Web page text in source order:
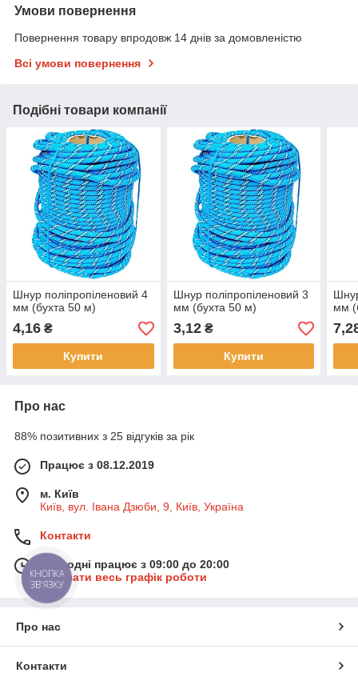
Умови повернення
Повернення товару впродовж 14 днів за домовленістю
Всі умови повернення
Подібні товари компанії
Шнур поліпропіленовий 4
мм (бухта 50 м)
4,16 ₴
Купити
Шнур поліпропіленовий 3
мм (бухта 50 м)
3,12₴
Купити
мм
Про нас
88% позитивних з 25 відгуків за рік
Працює з 08.12.2019
м. Київ
Київ, вул. Івана Дзюби, 9, Київ, Україна
Контакти
Сьогодні працює з 09:00 до 20:00
Показати весь графік роботи
Про нас
Контакти
КНОПКА
ЗВ'ЯЗКУ